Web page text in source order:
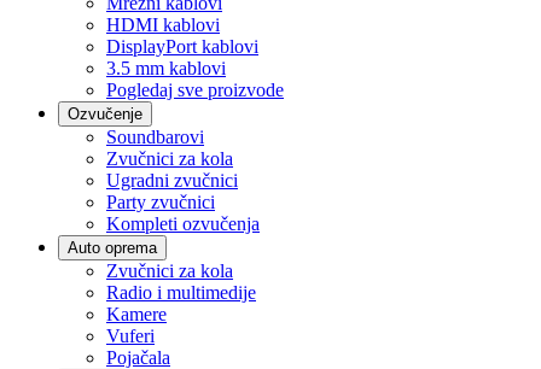
HDMI kablovi
DisplayPort kablovi
3.5 mm kablovi
Pogledaj sve proizvode
Ozvučenje
Soundbarovi
Zvučnici za kola
Ugradni zvučnici
Party zvučnici
Kompleti ozvučenja
Auto oprema
Zvučnici za kola
Radio i multimedije
Kamere
Vuferi
Pojačala